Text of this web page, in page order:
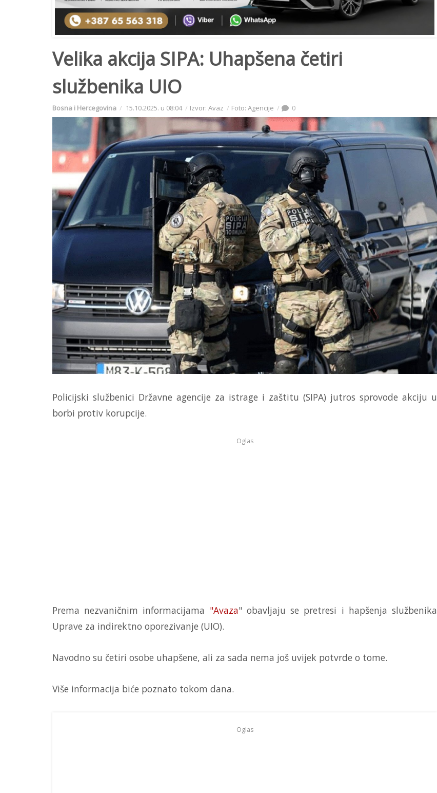
Velika akcija SIPA: Uhapšena četiri
službenika UIO
Bosna i Hercegovina 15.10.2025. u 08:04 Izvor: Avaz Foto: Agencije 0
Policijski službenici Državne agencije za istrage i zaštitu (SIPA) jutros sprovode akciju u
borbi protiv korupcije.
Oglas
Prema nezvaničnim informacijama "Avaza" obavljaju se pretresi i hapšenja službenika
Uprave za indirektno oporezivanje (UIO).
Navodno su četiri osobe uhapšene, ali za sada nema još uvijek potvrde o tome.
Više informacija biće poznato tokom dana.
Oglas